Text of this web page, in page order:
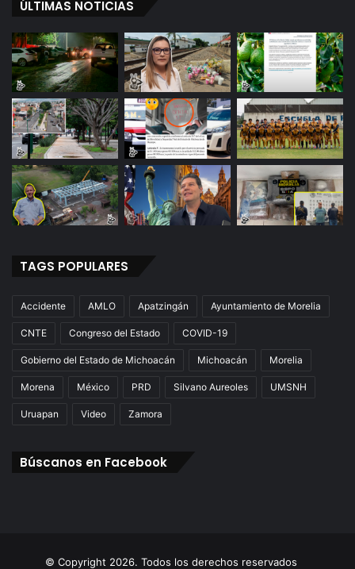
ÚLTIMAS NOTICIAS
TAGS POPULARES
Accidente AMLO Apatzingán Ayuntamiento de Morelia
CNTE Congreso del Estado COVID-19
Gobierno del Estado de Michoacán Michoacán Morelia
Morena México PRD Silvano Aureoles UMSNH
Uruapan Video Zamora
Búscanos en Facebook
© Copyright 2026. Todos los derechos reservados